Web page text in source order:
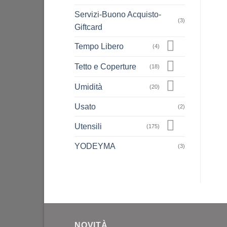
Servizi-Buono Acquisto-
Giftcard
(3)
Tempo Libero (4)
Tetto e Coperture (18)
Umidità (20)
Usato (2)
Utensili (175)
YODEYMA (3)
NOVITÀ